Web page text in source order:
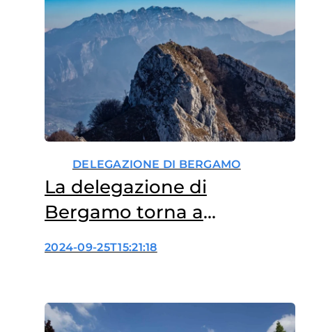
DELEGAZIONE DI BERGAMO
La delegazione di
Bergamo torna a
organizzare un’escursione
2024-09-25T15:21:18